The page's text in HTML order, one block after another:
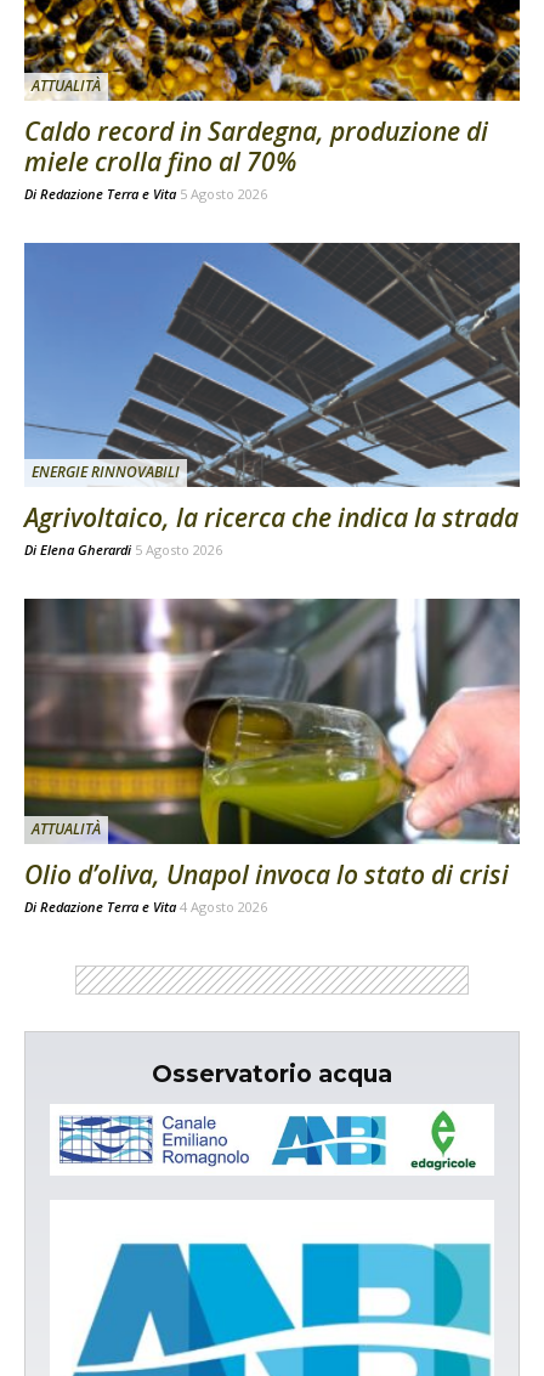
ATTUALITÀ
Caldo record in Sardegna, produzione di
miele crolla fino al 70%
Di Redazione Terra e Vita 5 Agosto 2026
ENERGIE RINNOVABILI
Agrivoltaico, la ricerca che indica la strada
Di Elena Gherardi 5 Agosto 2026
ATTUALITÀ
Olio d’oliva, Unapol invoca lo stato di crisi
Di Redazione Terra e Vita 4 Agosto 2026
Osservatorio acqua